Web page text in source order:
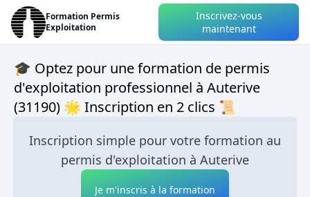
Formation Permis
Exploitation
Inscrivez-vous
maintenant
🎓 Optez pour une formation de permis
d'exploitation professionnel à Auterive
(31190) 🌟 Inscription en 2 clics 📜
Inscription simple pour votre formation au
permis d'exploitation à Auterive
Je m'inscris à la formation